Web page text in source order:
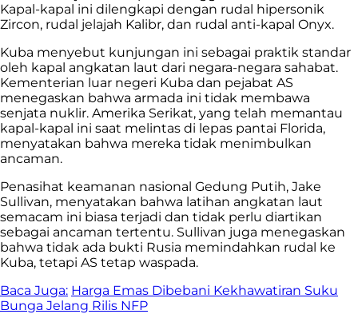
Kapal-kapal ini dilengkapi dengan rudal hipersonik
Zircon, rudal jelajah Kalibr, dan rudal anti-kapal Onyx.
Kuba menyebut kunjungan ini sebagai praktik standar
oleh kapal angkatan laut dari negara-negara sahabat.
Kementerian luar negeri Kuba dan pejabat AS
menegaskan bahwa armada ini tidak membawa
senjata nuklir. Amerika Serikat, yang telah memantau
kapal-kapal ini saat melintas di lepas pantai Florida,
menyatakan bahwa mereka tidak menimbulkan
ancaman.
Penasihat keamanan nasional Gedung Putih, Jake
Sullivan, menyatakan bahwa latihan angkatan laut
semacam ini biasa terjadi dan tidak perlu diartikan
sebagai ancaman tertentu. Sullivan juga menegaskan
bahwa tidak ada bukti Rusia memindahkan rudal ke
Kuba, tetapi AS tetap waspada.
Baca Juga: Harga Emas Dibebani Kekhawatiran Suku
Bunga Jelang Rilis NFP